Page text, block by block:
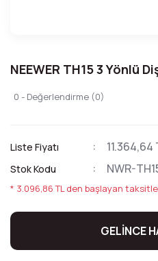
NEEWER TH15 3 Yönlü
0 - Değerlendirme (0)
Liste Fiyatı 11.364,64
Stok Kodu NWR-
* 3.096,86 TL den başlayan
GELİNCE